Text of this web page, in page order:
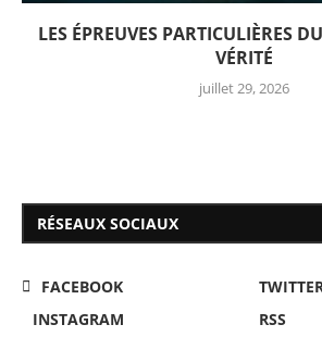
LES ÉPREUVES PARTICULIÈRES
VÉRITÉ
juillet 29, 2026
RÉSEAUX SOCIAUX
FACEBOOK
INSTAGRAM
RSS